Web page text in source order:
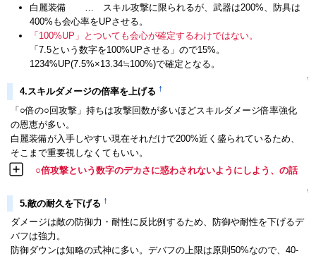
白麗装備 … スキル攻撃に限られるが、武器は200%、防具は
400%も会心率をUPさせる。
「100%UP」とついても会心が確定するわけではない。
「7.5という数字を100%UPさせる」ので15%。
1234%UP(7.5%×13.34≒100%)で確定となる。
↑
4.スキルダメージの倍率を上げる †
「○倍の○回攻撃」持ちは攻撃回数が多いほどスキルダメージ倍率強化
の恩恵が多い。
白麗装備が入手しやすい現在それだけで200%近く盛られているため、
そこまで重要視しなくてもいい。
○倍攻撃という数字のデカさに惑わされないようにしよう、の話
↑
5.敵の耐久を下げる †
ダメージは敵の防御力・耐性に反比例するため、防御や耐性を下げるデ
バフは強力。
防御ダウンは知略の式神に多い。デバフの上限は原則50%なので、40-